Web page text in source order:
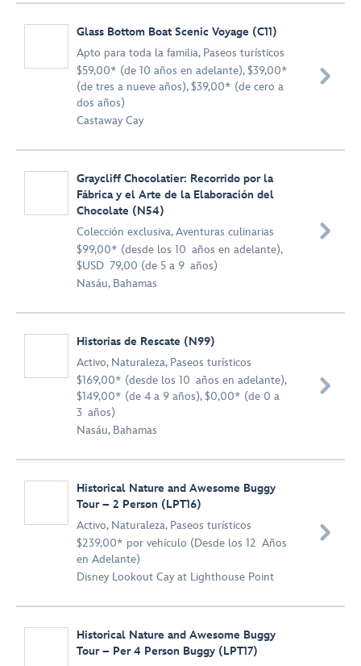
Glass Bottom Boat Scenic Voyage (C11)
Apto para toda la familia, Paseos turísticos
$59,00* (de 10 años en adelante), $39,00*
(de tres a nueve años), $39,00* (de cero a
dos años)
Castaway Cay

Graycliff Chocolatier: Recorrido por la
Fábrica y el Arte de la Elaboración del
Chocolate (N54)
Colección exclusiva,Aventuras culinarias
$99,00* (desde los 10 años en adelante),
$USD 79,00 (de 5 a 9 años)
Nasáu, Bahamas

Historias de Rescate (N99)
Activo, Naturaleza, Paseos turísticos
$169,00* (desde los 10 años en adelante),
$149,00* (de 4 a 9 años), $0,00* (de 0 a
3 años)
Nasáu, Bahamas

Historical Nature and Awesome Buggy
Tour – 2 Person (LPT16)
Activo, Naturaleza, Paseos turísticos
$239,00* por vehículo (Desde los 12 Años
en Adelante)
Disney Lookout Cay at Lighthouse Point

Historical Nature and Awesome Buggy
Tour – Per 4 Person Buggy (LPT17)